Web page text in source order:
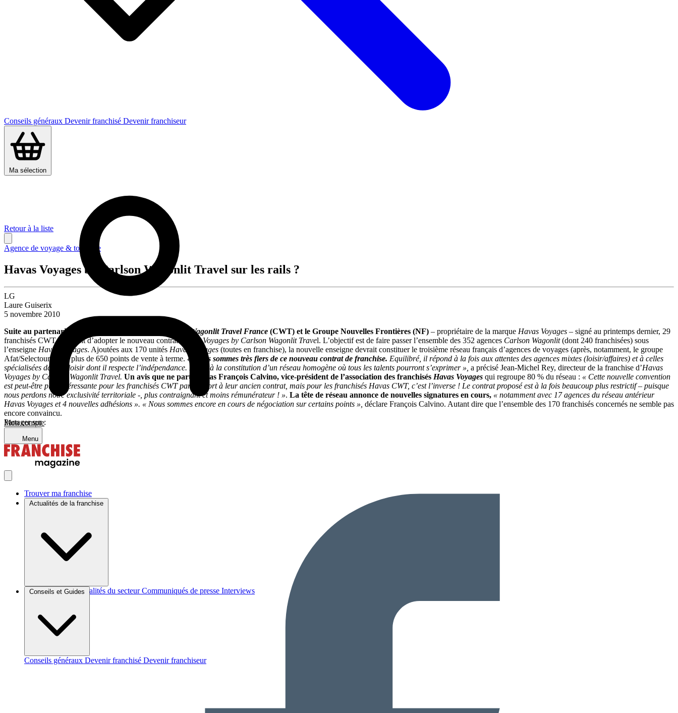
Conseils généraux Devenir franchisé Devenir franchiseur
Ma sélection
Mon compte
Menu
Trouver ma franchise
Actualités de la franchise
Brèves et actus Actualités du secteur Communiqués de presse Interviews
Conseils et Guides
Conseils généraux Devenir franchisé Devenir franchiseur
Retour à la liste
Agence de voyage & tourisme
Havas Voyages by Carlson Wagonlit Travel sur les rails ?
LG
Laure Guiserix
5 novembre 2010
Suite au partenariat de licence exclusive entre
Carlson Wagonlit Travel France (CWT) et le Groupe Nouvelles Frontières (NF) – propriétaire de la marque Havas Voyages – signé au printemps dernier, 29
franchisés CWT viennent d’adopter le nouveau contrat
avas Voyages by Carlson Wagonlit Travel. L’objectif est de faire passer l’ensemble des 352 agences Carlson Wagonlit(dont 240 franchisées) sous
l’enseigne Havas Voyages. Ajoutées aux 170 unités Havas Voyages (toutes en franchise), la nouvelle enseigne devrait constituer le troisième réseau français d’agences de voyages (après, notamment, le groupe
Afat/Selectour) avec plus de 650 points de vente à terme. « Nous sommes très fiers de ce nouveau contrat de franchise. Equilibré, il répond à la fois aux attentes des agences mixtes (loisir/affaires) et à celles
spécialisées dans le loisir dont il respecte l’indépendance. Il vise à la constitution d’un réseau homogène où tous les talents pourront s’exprimer », a précisé Jean‐Michel Rey, directeur de la franchise d’Havas
Voyages by Carlson Wagonlit Travel. Un avis que ne partage pas François Calvino, vice-président de l’association des franchisés Havas Voyages qui regroupe 80 % du réseau : « Cette nouvelle convention
est peut-être plus intéressante pour les franchisés CWT par rapport à leur ancien contrat, mais pour les franchisés Havas CWT, c’est l’inverse ! Le contrat proposé est à la fois beaucoup plus restrictif – puisque
nous perdons notre exclusivité territoriale -, plus contraignant et moins rémunérateur ! ». La tête de réseau annonce de nouvelles signatures en cours, « notamment avec 17 agences du réseau antérieur
Havas Voyages et 4 nouvelles adhésions ». « Nous sommes encore en cours de négociation sur certains points », déclare François Calvino. Autant dire que l’ensemble des 170 franchisés concernés ne semble pas
encore convaincu.
Partager sur :